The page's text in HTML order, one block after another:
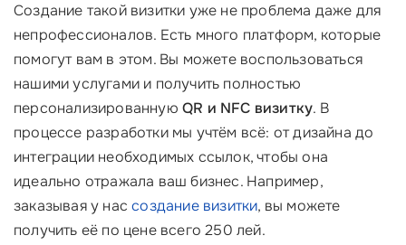
Создание такой визитки уже не проблема даже для
непрофессионалов. Есть много платформ, которые
помогут вам в этом. Вы можете воспользоваться
нашими услугами и получить полностью
персонализированную QR и NFC визитку. В
процессе разработки мы учтём всё: от дизайна до
интеграции необходимых ссылок, чтобы она
идеально отражала ваш бизнес. Например,
заказывая у нассоздание визитки, вы можете
получить её по цене всего 250 лей.